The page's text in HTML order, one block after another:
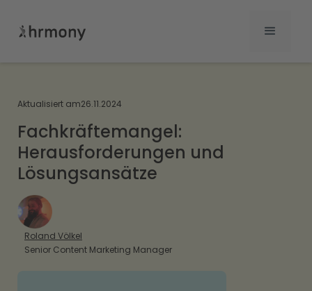
Aktualisiert am26.11.2024
Fachkräftemangel:
Herausforderungen und
Lösungsansätze
Roland Völkel
Senior Content Marketing Manager